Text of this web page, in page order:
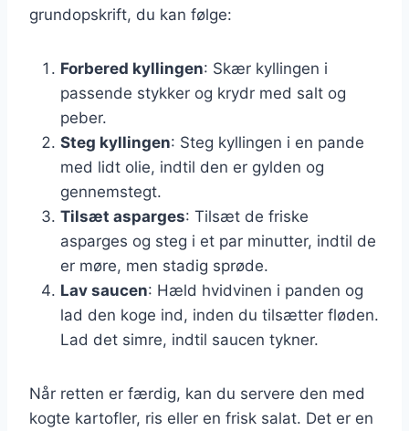
grundopskrift, du kan følge:
Forbered kyllingen: Skær kyllingen i
passende stykker og krydr med salt og
peber.
Steg kyllingen: Steg kyllingen i en pande
med lidt olie, indtil den er gylden og
gennemstegt.
Tilsæt asparges: Tilsæt de friske
asparges og steg i et par minutter, indtil de
er møre, men stadig sprøde.
Lav saucen: Hæld hvidvinen i panden og
lad den koge ind, inden du tilsætter fløden.
Lad det simre, indtil saucen tykner.
Når retten er færdig, kan du servere den med
kogte kartofler, ris eller en frisk salat. Det er en